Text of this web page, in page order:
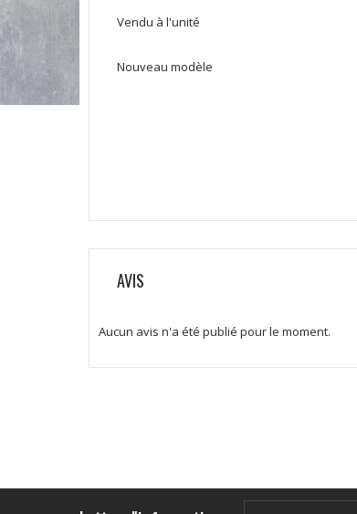
Vendu à l'unité
Nouveau modèle
AVIS
Aucun avis n'a été publié pour le moment.